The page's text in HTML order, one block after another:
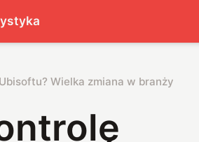
Wielka zmiana w branży gier